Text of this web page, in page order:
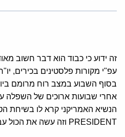
זה ידוע כי כבוד הוא דבר חשוב
עפ"י מקורות פלסטינים בכירים,
בסוף השבוע במצב רוח מרומם
אחרי שבועות ארוכים של השפלה
הנשיא האמריקני קרא לו בשיחת
PRESIDENT וזה עשה את הכול עבורו.